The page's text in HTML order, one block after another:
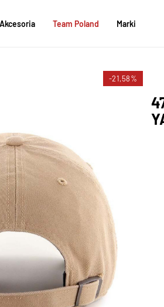
Akcesoria Team Poland Marki
-21,58%